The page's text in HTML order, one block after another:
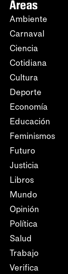
Áreas
Ambiente
Carnaval
Ciencia
Cotidiana
Cultura
Deporte
Economía
Educación
Feminismos
Futuro
Justicia
Libros
Mundo
Opinión
Política
Salud
Trabajo
Verifica